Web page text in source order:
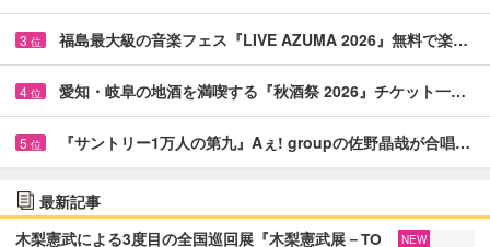
3 位 福島最大級の音楽フェス『LIVE AZUMA 2026』無料で楽…
4 位 愛知・岐阜の地酒を満喫する『秋酒祭 2026』チケット一…
5 位 『サントリー1万人の第九』Aぇ! groupの佐野晶哉が合唱…
最新記事
木梨憲武による3度目の全国巡回展『木梨憲武展－TO
NEW